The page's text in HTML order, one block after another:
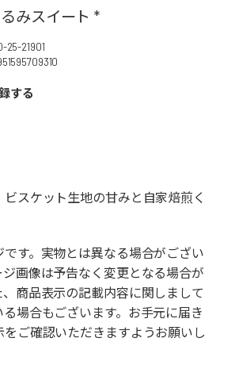
みスイート *
25-21901
する
スケット生地の甘みと自家焙煎く
す。実物とは異なる場合がござい
画像は予告なく変更となる場合が
、商品表示の記載内容に関しまして
場合もございます。お手元に届き
をご確認いただきますようお願いし